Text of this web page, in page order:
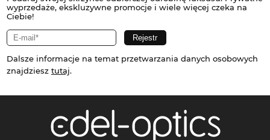
wyprzedaże, ekskluzywne promocje i wiele więcej czeka na
Ciebie!
Dalsze informacje na temat przetwarzania danych osobowych
znajdziesz tutaj.